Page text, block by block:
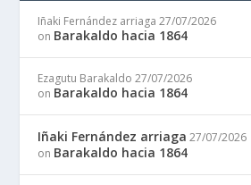
Iñaki Fernández arriaga 27/07/2026
on Barakaldo hacia 1864
Ezagutu Barakaldo 27/07/2026
on Barakaldo hacia 1864
Iñaki Fernández arriaga 27/07/2026
on Barakaldo hacia 1864